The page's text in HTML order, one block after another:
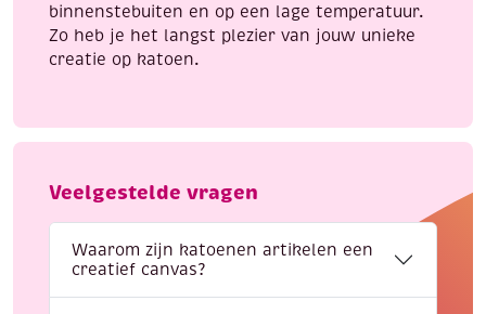
binnenstebuiten en op een lage temperatuur.
Zo heb je het langst plezier van jouw unieke
creatie op katoen.
Veelgestelde vragen
Waarom zijn katoenen artikelen een
creatief canvas?